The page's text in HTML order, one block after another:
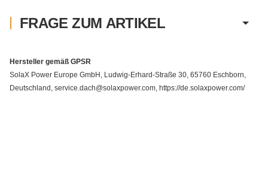
FRAGE ZUM ARTIKEL
Hersteller gemäß GPSR
SolaX Power Europe GmbH, Ludwig-Erhard-Straße 30, 65760 Eschborn,
Deutschland, service.dach@solaxpower.com, https://de.solaxpower.com/